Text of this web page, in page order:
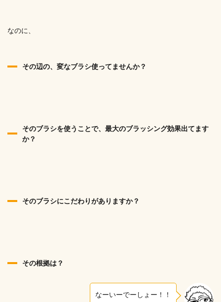
なのに、
その辺の、変なブラシ使ってませんか？
そのブラシを使うことで、最大のブラッシング効果出てます
か？
そのブラシにこだわりがありますか？
その根拠は？
なーいーでーしょー！！